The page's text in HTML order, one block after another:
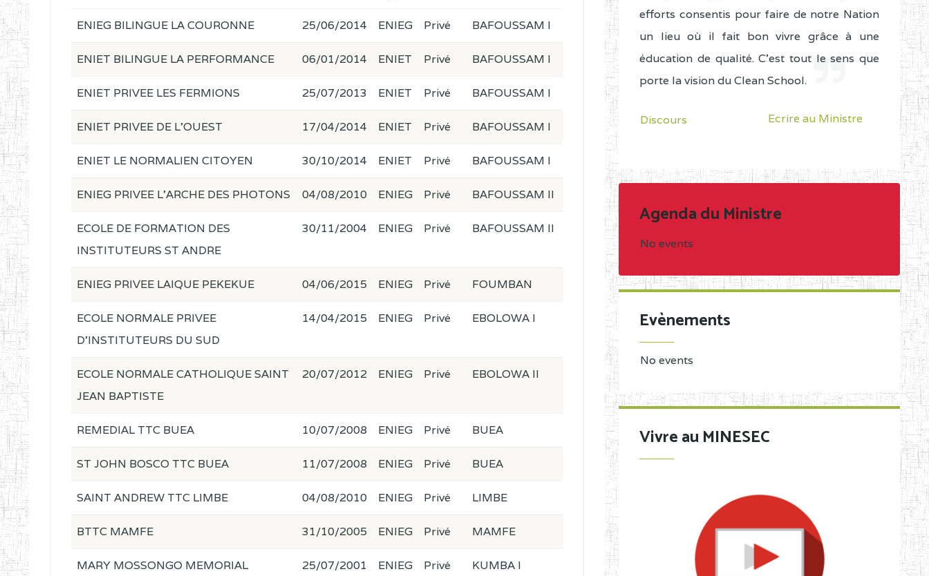
ENIEG BILINGUE LA COURONNE 25/06/2014 ENIEG Privé BAFOUSSAM I
ENIET BILINGUE LA PERFORMANCE 06/01/2014 ENIET Privé BAFOUSSAM I
ENIET PRIVEE LES FERMIONS 25/07/2013 ENIET Privé BAFOUSSAM I
ENIET PRIVEE DE L'OUEST 17/04/2014 ENIET Privé BAFOUSSAM I
ENIET LE NORMALIEN CITOYEN 30/10/2014 ENIET Privé BAFOUSSAM I
ENIEG PRIVEE L'ARCHE DES PHOTONS 04/08/2010 ENIEG Privé BAFOUSSAM II
ECOLE DE FORMATION DES
INSTITUTEURS ST ANDRE
30/11/2004 ENIEG Privé BAFOUSSAM II
ENIEG PRIVEE LAIQUE PEKEKUE 04/06/2015 ENIEG Privé FOUMBAN
ECOLE NORMALE PRIVEE
D'INSTITUTEURS DU SUD
14/04/2015 ENIEG Privé EBOLOWA I
ECOLE NORMALE CATHOLIQUE SAINT
JEAN BAPTISTE
20/07/2012 ENIEG Privé EBOLOWA II
REMEDIAL TTC BUEA 10/07/2008 ENIEG Privé BUEA
ST JOHN BOSCO TTC BUEA 11/07/2008 ENIEG Privé BUEA
SAINT ANDREW TTC LIMBE 04/08/2010 ENIEG Privé LIMBE
BTTC MAMFE 31/10/2005 ENIEG Privé MAMFE
MARY MOSSONGO MEMORIAL
25/07/2001 ENIEG Privé KUMBA I
efforts consentis pour faire de notre Nation
un lieu où il fait bon vivre grâce à une
éducation de qualité. C'est tout le sens que
porte la vision du Clean School.
Discours Ecrire au Ministre
Agenda du Ministre
No events
Evènements
No events
Vivre au MINESEC